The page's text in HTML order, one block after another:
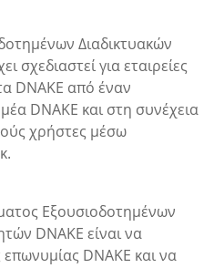
Διαδικτυακών
σχεδιαστεί για εταιρείες
DNAKE από έναν
DNAKE και στη συνέχεια
χρήστες μέσω
Εξουσιοδοτημένων
DNAKE είναι να
DNAKE και να